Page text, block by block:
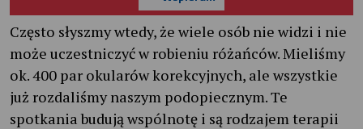
Często słyszmy wtedy, że wiele osób nie widzi i nie
może uczestniczyć w robieniu różańców. Mieliśmy
ok. 400 par okularów korekcyjnych, ale wszystkie
już rozdaliśmy naszym podopiecznym. Te
spotkania budują wspólnotę i są rodzajem terapii